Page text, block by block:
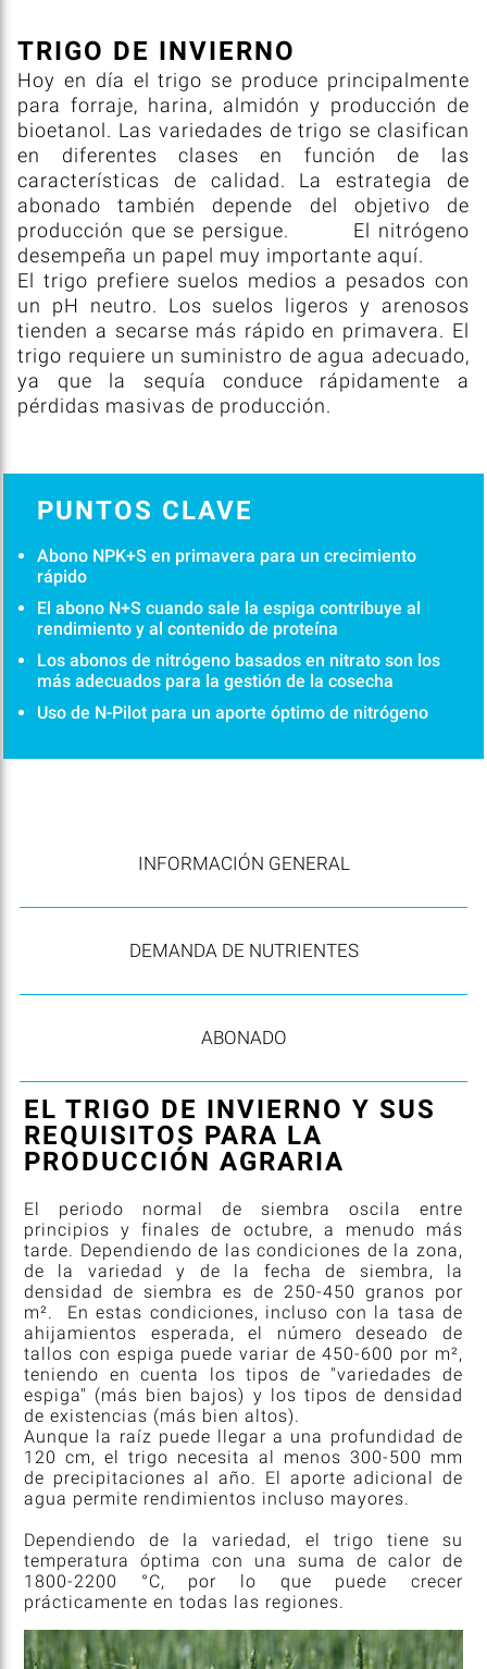
TRIGO DE INVIERNO
Hoy en día el trigo se produce principalmente
para forraje, harina, almidón y producción de
bioetanol. Las variedades de trigo se clasifican
en diferentes clases en función de las
características de calidad. La estrategia de
abonado también depende del objetivo de
producción que se persigue. El nitrógeno
desempeña un papel muy importante aquí.
El trigo prefiere suelos medios a pesados con
un pH neutro. Los suelos ligeros y arenosos
tienden a secarse más rápido en primavera. El
trigo requiere un suministro de agua adecuado,
ya que la sequía conduce rápidamente a
pérdidas masivas de producción.
PUNTOS CLAVE
Abono NPK+S en primavera para un crecimiento
rápido
El abono N+S cuando sale la espiga contribuye al
rendimiento y al contenido de proteína
Los abonos de nitrógeno basados en nitrato son los
más adecuados para la gestión de la cosecha
Uso de N-Pilot para un aporte óptimo de nitrógeno
INFORMACIÓN GENERAL
DEMANDA DE NUTRIENTES
ABONADO
EL TRIGO DE INVIERNO Y SUS
REQUISITOS PARA LA
PRODUCCIÓN AGRARIA
El periodo normal de siembra oscila entre
principios y finales de octubre, a menudo más
tarde. Dependiendo de las condiciones de la zona,
de la variedad y de la fecha de siembra, la
densidad de siembra es de 250-450 granos por
m². En estas condiciones, incluso con la tasa de
ahijamientos esperada, el número deseado de
tallos con espiga puede variar de 450-600 por m²,
teniendo en cuenta los tipos de "variedades de
espiga" (más bien bajos) y los tipos de densidad
de existencias (más bien altos).
Aunque la raíz puede llegar a una profundidad de
120 cm, el trigo necesita al menos 300-500 mm
de precipitaciones al año. El aporte adicional de
agua permite rendimientos incluso mayores.
Dependiendo de la variedad, el trigo tiene su
temperatura óptima con una suma de calor de
1800-2200 °C, por lo que puede crecer
prácticamente en todas las regiones.